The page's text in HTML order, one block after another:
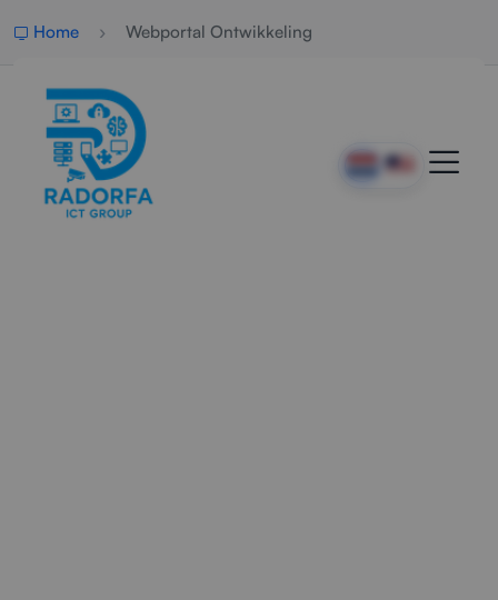
Home Webportal Ontwikkeling